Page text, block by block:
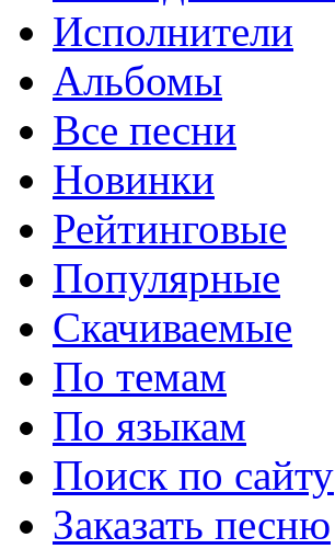
Исполнители
Альбомы
Все песни
Новинки
Рейтинговые
Популярные
Скачиваемые
По темам
По языкам
Поиск по сайту
Заказать песню